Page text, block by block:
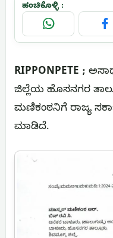
ಹಂಚಿಕೊಳ್ಳಿ :
WhatsApp
RIPPONPETE ;
ಜಿಲ್ಲೆಯ ಹೊಸನಗರ
ಮಣಿಕಂಠನಿಗೆ ರಾಜ್ಯ
ಮಾಡಿದೆ.